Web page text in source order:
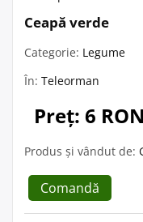
Ceapă verde
Categorie: Legume
În: Teleorman
Preț: 6 RON
Produs și vândut de:
Comandă